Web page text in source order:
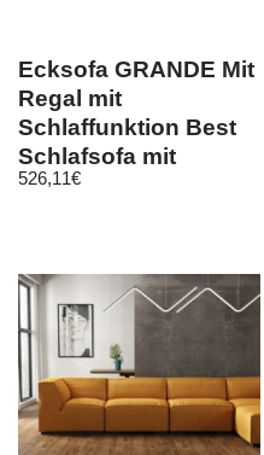
Ecksofa GRANDE Mit
Regal mit
Schlaffunktion Best
Schlafsofa mit
Bettkasten!
526,11€